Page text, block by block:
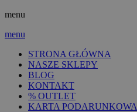
menu
menu
STRONA GŁÓWNA
NASZE SKLEPY
BLOG
KONTAKT
% OUTLET
KARTA PODARUNKOWA